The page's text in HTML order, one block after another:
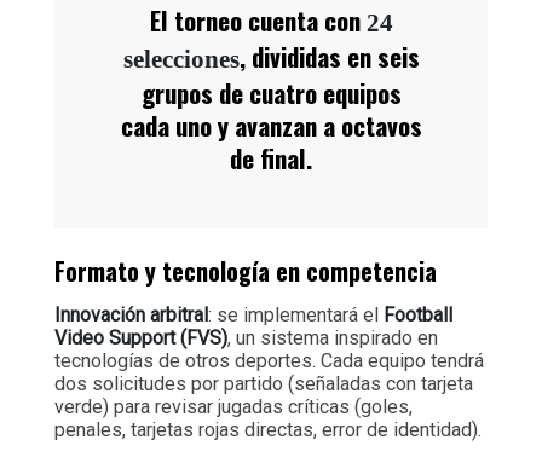
El torneo cuenta con 24
selecciones, divididas en seis
grupos de cuatro equipos
cada uno y avanzan a octavos
de final.
Formato y tecnología en competencia
Innovación arbitral: se implementará el Football
Video Support (FVS), un sistema inspirado en
tecnologías de otros deportes. Cada equipo tendrá
dos solicitudes por partido (señaladas con tarjeta
verde) para revisar jugadas críticas (goles,
penales, tarjetas rojas directas, error de identidad).